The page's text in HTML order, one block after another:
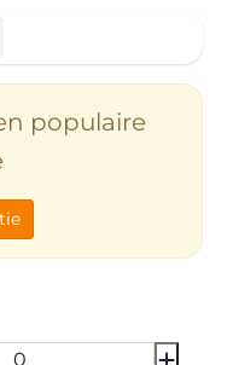
populaire